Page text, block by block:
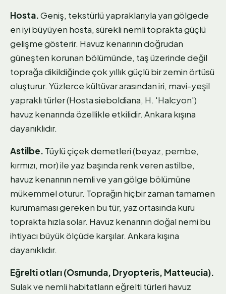
Hosta.Geniş, tekstürlü yapraklarıyla yarı gölgede
en iyi büyüyen hosta, sürekli nemli toprakta güçlü
gelişme gösterir. Havuz kenarının doğrudan
güneşten korunan bölümünde, taş üzerinde değil
toprağa dikildiğinde çok yıllık güçlü bir zemin örtüsü
oluşturur. Yüzlerce kültüvar arasından iri, mavi-yeşil
yapraklı türler (Hosta sieboldiana, H. 'Halcyon')
havuz kenarında özellikle etkilidir. Ankara kışına
dayanıklıdır.
Astilbe. Tüylü çiçek demetleri (beyaz, pembe,
kırmızı, mor) ile yaz başında renk veren astilbe,
havuz kenarının nemli ve yarı gölge bölümüne
mükemmel oturur. Toprağın hiçbir zaman tamamen
kurumaması gereken bu tür, yaz ortasında kuru
toprakta hızla solar. Havuz kenarının doğal nemi bu
ihtiyacı büyük ölçüde karşılar. Ankara kışına
dayanıklıdır.
Eğrelti otları (Osmunda, Dryopteris, Matteucia).
Sulak ve nemli habitatların eğrelti türleri havuz